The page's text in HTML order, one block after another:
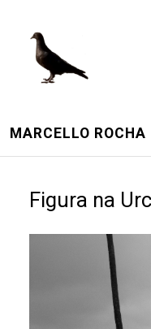
MARCELLO ROCHA
Figura na